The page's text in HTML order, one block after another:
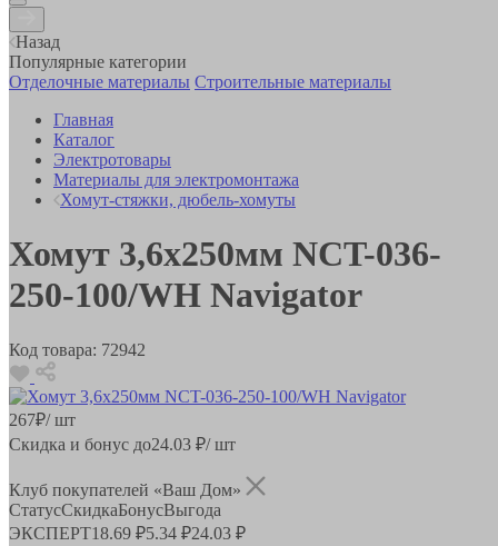
Назад
Популярные категории
Отделочные материалы Строительные материалы
Главная
Каталог
Электротовары
Материалы для электромонтажа
Хомут-стяжки, дюбель-хомуты
Хомут 3,6х250мм NCT-036-
250-100/WH Navigator
Код товара: 72942
267₽/ шт
Скидка и бонус до24.03 ₽/ шт
Клуб покупателей «Ваш Дом»
СтатусСкидкаБонусВыгода
ЭКСПЕРТ18.69 ₽5.34 ₽24.03 ₽